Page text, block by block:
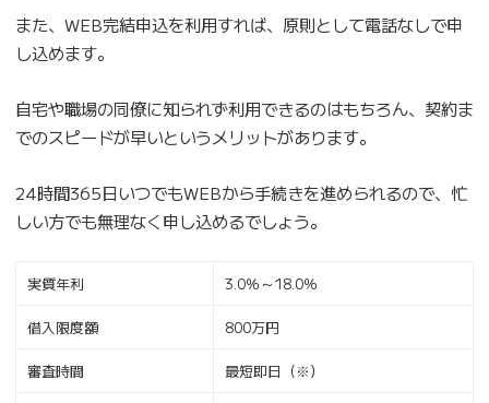
また、WEB完結申込を利用すれば、原則として電話なしで申
し込めます。
自宅や職場の同僚に知られず利用できるのはもちろん、契約ま
でのスピードが早いというメリットがあります。
24時間365日いつでもWEBから手続きを進められるので、忙
しい方でも無理なく申し込めるでしょう。
実質年利 3.0％～18.0％
借入限度額 800万円
審査時間 最短即日（※）